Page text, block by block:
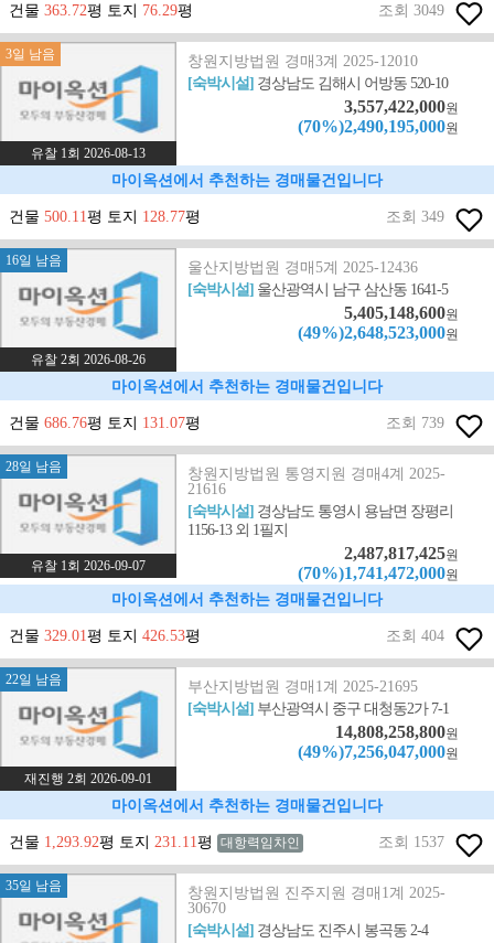
건물 363.72평 토지 76.29평 조회 3049
3일 남음
유찰 1회 2026-08-13
창원지방법원 경매3계 2025-12010
[숙박시설] 경상남도 김해시 어방동 520-10
3,557,422,000원
(70%)2,490,195,000원
마이옥션에서 추천하는 경매물건입니다
건물 500.11평 토지 128.77평 조회 349
16일 남음
유찰 2회 2026-08-26
울산지방법원 경매5계 2025-12436
[숙박시설] 울산광역시 남구 삼산동 1641-5
5,405,148,600원
(49%)2,648,523,000원
마이옥션에서 추천하는 경매물건입니다
건물 686.76평 토지 131.07평 조회 739
28일 남음
유찰 1회 2026-09-07
창원지방법원 통영지원 경매4계 2025-
21616
[숙박시설] 경상남도 통영시 용남면 장평리
1156-13 외 1필지
2,487,817,425원
(70%)1,741,472,000원
마이옥션에서 추천하는 경매물건입니다
건물 329.01평 토지 426.53평 조회 404
22일 남음
재진행 2회 2026-09-01
부산지방법원 경매1계 2025-21695
[숙박시설] 부산광역시 중구 대청동2가 7-1
14,808,258,800원
(49%)7,256,047,000원
마이옥션에서 추천하는 경매물건입니다
건물 1,293.92평 토지 231.11평 대항력임차인 조회 1537
35일 남음
창원지방법원 진주지원 경매1계 2025-
30670
[숙박시설] 경상남도 진주시 봉곡동 2-4